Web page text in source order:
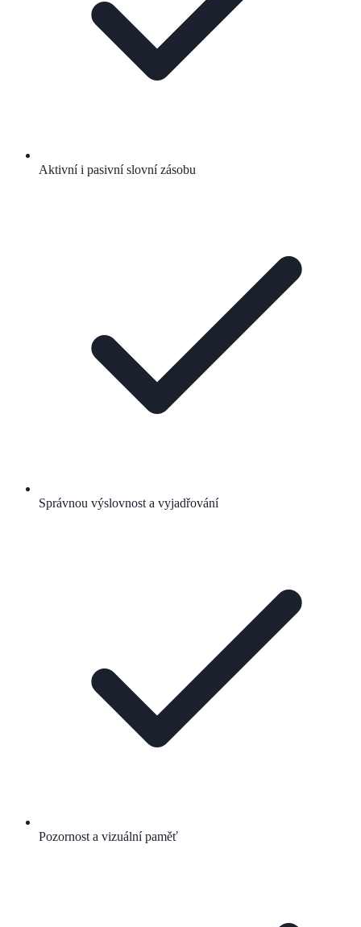
Aktivní i pasivní slovní zásobu
Správnou výslovnost a vyjadřování
Pozornost a vizuální paměť